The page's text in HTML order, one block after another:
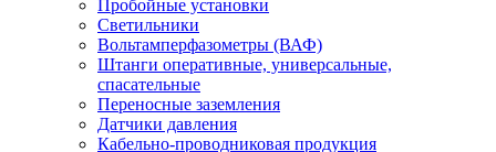
Пробойные установки
Светильники
Вольтамперфазометры (ВАФ)
Штанги оперативные, универсальные,
спасательные
Переносные заземления
Датчики давления
Кабельно-проводниковая продукция